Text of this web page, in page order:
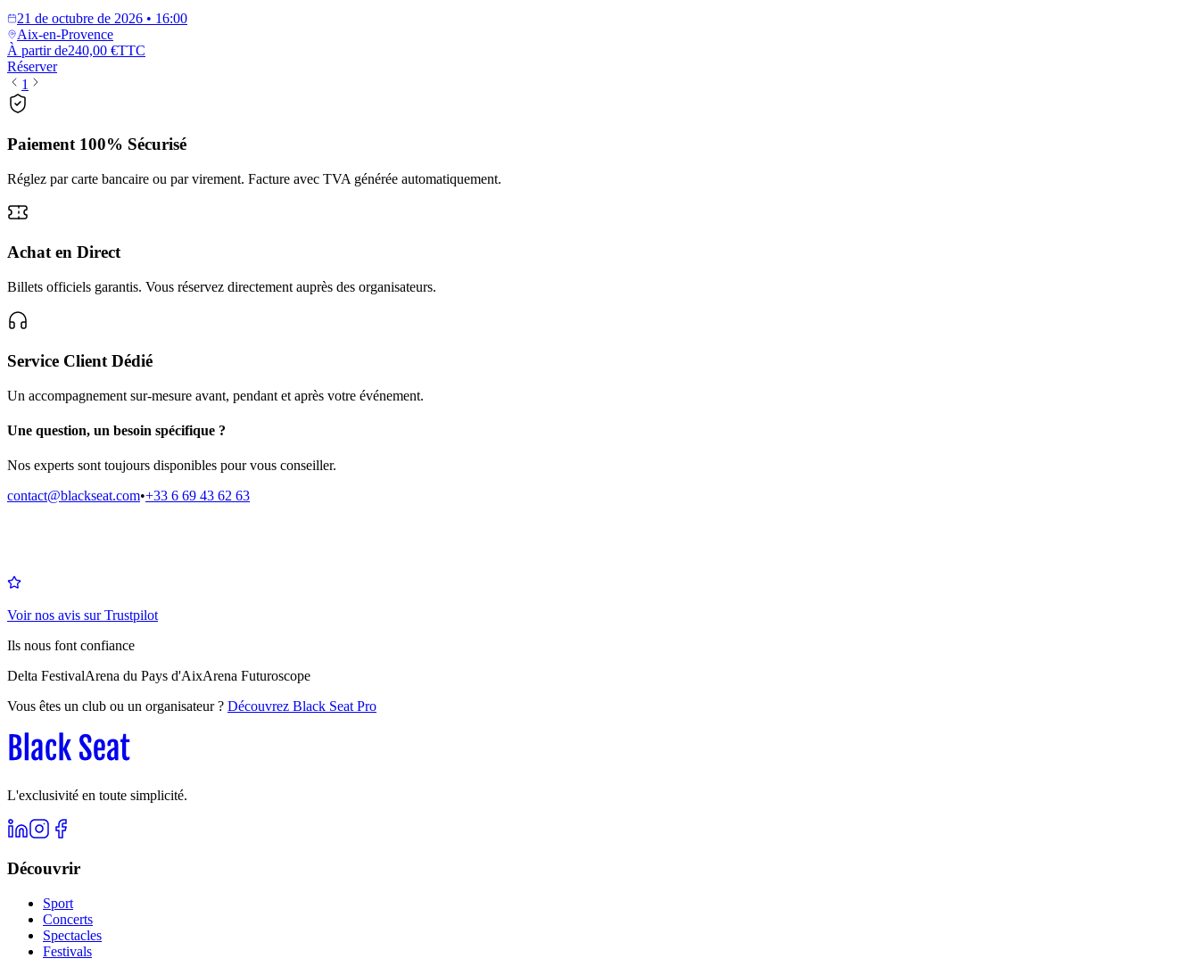
21 de octubre de 2026 • 16:00
Aix-en-Provence
À partir de240,00 €TTC
Réserver
1
Paiement 100% Sécurisé
Réglez par carte bancaire ou par virement. Facture avec TVA générée automatiquement.
Achat en Direct
Billets officiels garantis. Vous réservez directement auprès des organisateurs.
Service Client Dédié
Un accompagnement sur-mesure avant, pendant et après votre événement.
Une question, un besoin spécifique ?
Nos experts sont toujours disponibles pour vous conseiller.
contact@blackseat.com•+33 6 69 43 62 63
Voir nos avis sur Trustpilot
Ils nous font confiance
Delta FestivalArena du Pays d'AixArena Futuroscope
Vous êtes un club ou un organisateur ? Découvrez Black Seat Pro
L'exclusivité en toute simplicité.
Découvrir
Sport
Concerts
Spectacles
Festivals